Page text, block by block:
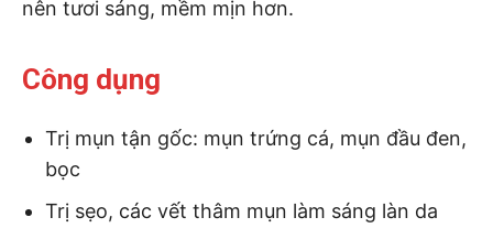
nên tươi sáng, mềm mịn hơn.
Công dụng
Trị mụn tận gốc: mụn trứng cá, mụn đầu đen,
bọc
Trị sẹo, các vết thâm mụn làm sáng làn da